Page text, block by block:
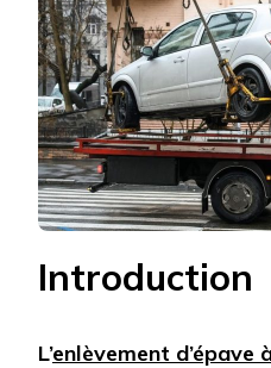
Introduction
L’enlèvement d’épave